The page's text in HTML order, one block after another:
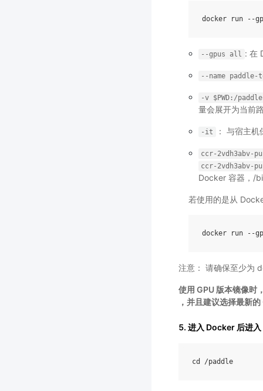
--gpus all : 在
--name paddle-
-v $PWD:/paddle
量会展开为当前
-it ： 与宿主
ccr-2vdh3abv-
ccr-2vdh3abv-
Docker 容器，/
若使用的是从
注意： 请确保至少为
使用 GPU 版本镜像时
，并且建议选择最新
5. 进入 Docker 后进
cd /paddle